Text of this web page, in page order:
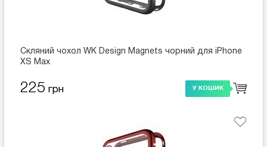
Скляний чохол WK Design Magnets чорний для iPhone
XS Max
225 грн У КОШИК